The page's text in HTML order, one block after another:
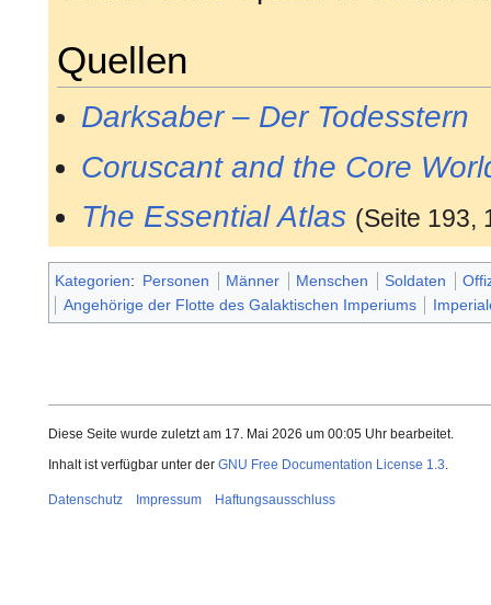
Quellen
Darksaber – Der Todesstern
Coruscant and the Core
The Essential Atlas (Seite 193,
Kategorien: Personen Männer Menschen Soldaten
Angehörige der Flotte des Galaktischen Imperiums
Diese Seite wurde zuletzt am 17. Mai 2026 um 00:05 Uhr bearbeitet.
Inhalt ist verfügbar unter der GNU Free Documentation License 1.3.
Datenschutz Impressum Haftungsausschluss